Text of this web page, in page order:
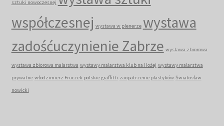
sztuki nowoczesnej
współczesnej wystawa w plenerze wystawa
zadośćuczynienie Zabrze wystawa zbiorowa
wystawa zbiorowa malarstwa wystawy malarstwa klub na Hożej wystawy malarstwa
prywatne włodzimierz Fruczek polskie graffitti zaopatrzenie plastyków Światosław
nowicki